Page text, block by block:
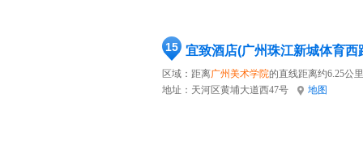
15 宜致酒店(广州珠江新城体育西
区域：距离广州美术学院的直线距离约6.25公里
地址： 天河区黄埔大道西47号 地图